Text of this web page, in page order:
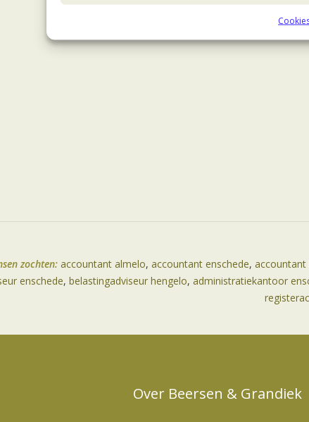
zochten: accountant almelo, accountant enschede, accountant
enschede, belastingadviseur hengelo, administratiekantoor
Over Beersen & Grandiek